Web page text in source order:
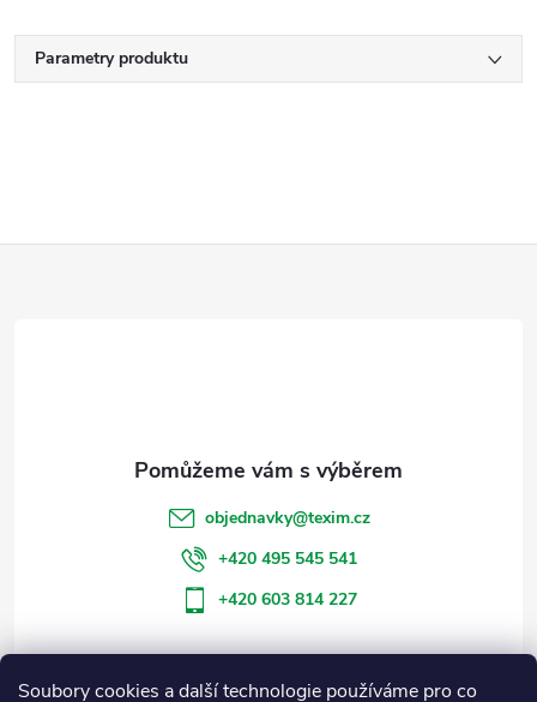
Soubory cookies a další technologie používáme pro co
Parametry produktu
objednavky@texim.cz
+420 495 545 541
+420 603 814 227